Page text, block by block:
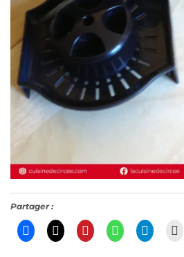
Partager :